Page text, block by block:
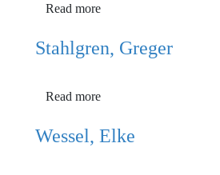
Read more
Stahlgren, Greger
Read more
Wessel, Elke